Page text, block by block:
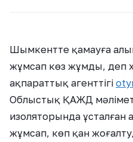
Шымкентте қамауға
жұмсап көз жұмды, деп
ақпараттық агенттігі
Облыстық ҚАЖД
изоляторында ұсталған
жұмсап, көп қан